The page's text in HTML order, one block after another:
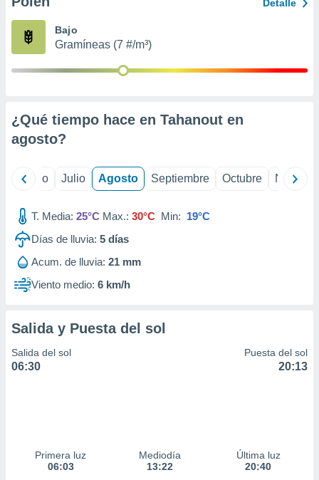
publicidad
1199
Detalle
Bajo
Gramíneas (7 #/m³)
¿Qué tiempo hace en Tahanout en
agosto?
Junio Julio Agosto Septiembre Octubre
T. Media: 25°C Max.: 30°C Min: 19°C
Días de lluvia: 5 días
Acum. de lluvia: 21 mm
Viento medio: 6 km/h
Salida y Puesta del sol
Salida del sol
06:30
Puesta del sol
20:13
Primera luz
06:03
Mediodía
13:22
Última luz
20:40